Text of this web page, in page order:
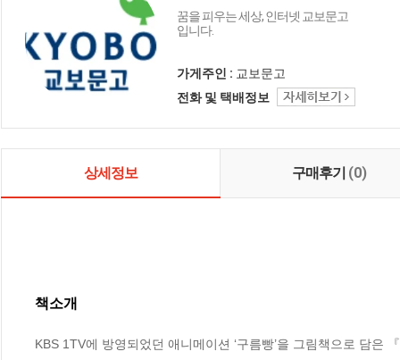
꿈을 피우는 세상, 인터넷 교보문고
입니다.
가게주인 : 교보문고
전화 및 택배정보
상세정보 구매후기 (0)
책소개
KBS 1TV에 방영되었던 애니메이션 ‘구름빵’을 그림책으로 담은